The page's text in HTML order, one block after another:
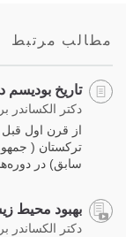
مطالب مرتبط
تاریخ
دکتر الکساندر
ترکستان (
سابق) در
بهبود محیط
دکتر الکساندر